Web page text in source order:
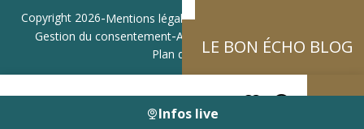
LE BON ÉCHO BLOG
Infos live
Copyright 2026-Mentions légales-
Gestion du consentement-Accessibilité : non conforme
Plan du site